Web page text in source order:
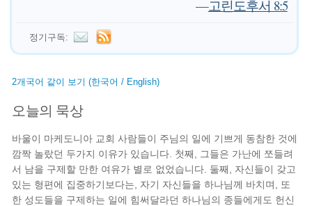
—고린도후서 8:5
정기구독:
2개국어 같이 보기 (한국어 / English)
오늘의 묵상
바울이 마케도니아 교회 사람들이 주님의 일에 기쁘게 동참한 것에
깜짝 놀랐던 두가지 이유가 있습니다. 첫째, 그들은 가난에 쪼들려
서 남을 구제할 만한 여유가 별로 없었습니다. 둘째, 자신들이 갖고
있는 형편에 집중하기보다는, 자기 자신들을 하나님께 바치며, 또
한 성도들을 구제하는 일에 힘써달라던 하나님의 종들에게도 헌신